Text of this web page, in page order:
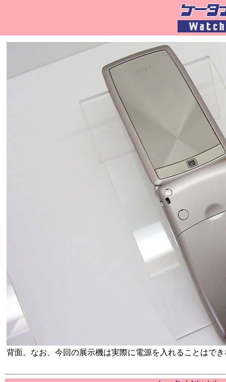
背面。なお、今回の展示機は実際に電源を入れることはで